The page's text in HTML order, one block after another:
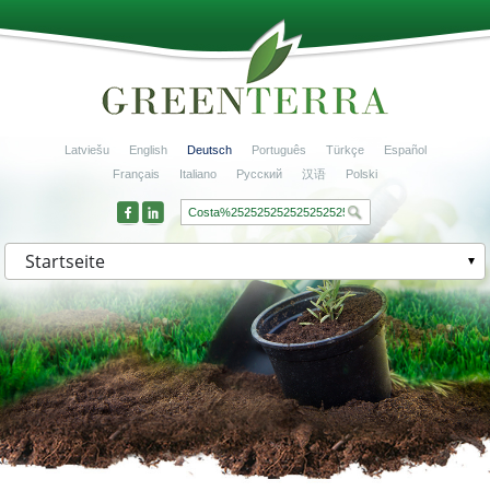
Latviešu English Deutsch Português Türkçe
Español
Français
Italiano Русский 汉语 Polski
Startseite